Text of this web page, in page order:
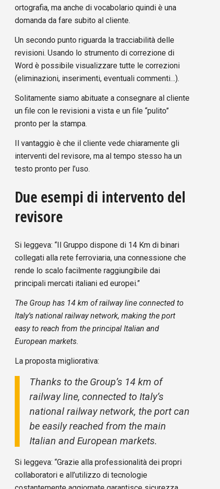
ortografia, ma anche di vocabolario quindi è una
domanda da fare subito al cliente.
Un secondo punto riguarda la tracciabilità delle
revisioni. Usando lo strumento di correzione di
Word è possibile visualizzare tutte le correzioni
(eliminazioni, inserimenti, eventuali commenti…).
Solitamente siamo abituate a consegnare al cliente
un file con le revisioni a vista e un file “pulito”
pronto per la stampa.
Il vantaggio è che il cliente vede chiaramente gli
interventi del revisore, ma al tempo stesso ha un
testo pronto per l’uso.
Due esempi di intervento del
revisore
Si leggeva: “Il Gruppo dispone di 14 Km di binari
collegati alla rete ferroviaria, una connessione che
rende lo scalo facilmente raggiungibile dai
principali mercati italiani ed europei.”
The Group has 14 km of railway line connected to
Italy’s national railway network, making the port
easy to reach from the principal Italian and
European markets.
La proposta migliorativa:
Thanks to the Group’s 14 km of
railway line, connected to Italy’s
national railway network, the port can
be easily reached from the main
Italian and European markets.
Si leggeva: “Grazie alla professionalità dei propri
collaboratori e all’utilizzo di tecnologie